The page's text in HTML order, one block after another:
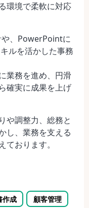
環境で柔軟に対応
や、PowerPointに
ルを活かした事務
業務を進め、円滑
確実に成果を上げ
や調整力、総務と
し、業務を支える
おります。
作成 顧客管理